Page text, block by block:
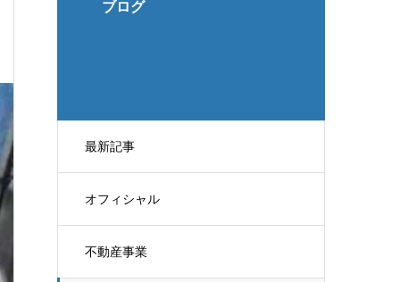
ブログ
最新記事
オフィシャル
不動産事業